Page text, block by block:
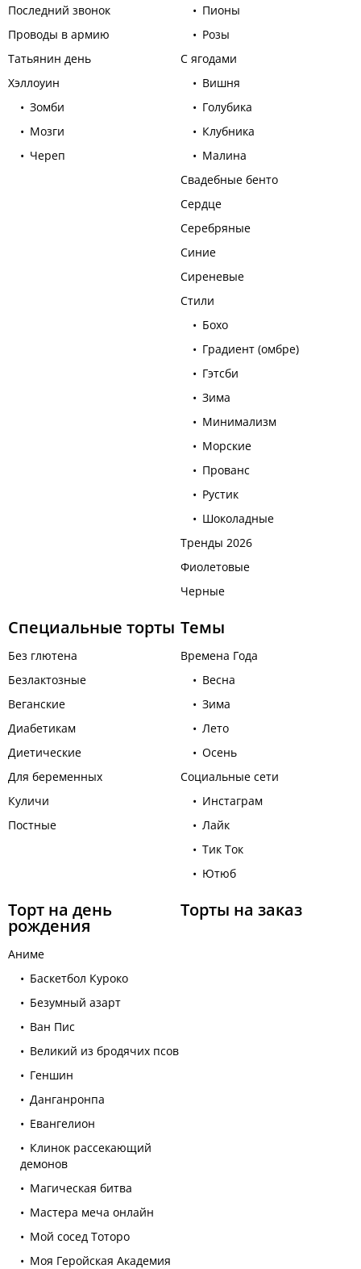
Последний звонок
Проводы в армию
Татьянин день
Хэллоуин
Зомби
Мозги
Череп
Пионы
Розы
С ягодами
Вишня
Голубика
Клубника
Малина
Свадебные бенто
Сердце
Серебряные
Синие
Сиреневые
Стили
Бохо
Градиент (омбре)
Гэтсби
Зима
Минимализм
Морские
Прованс
Рустик
Шоколадные
Тренды 2026
Фиолетовые
Черные
Специальные торты
Без глютена
Безлактозные
Веганские
Диабетикам
Диетические
Для беременных
Куличи
Постные
Темы
Времена Года
Весна
Зима
Лето
Осень
Социальные сети
Инстаграм
Лайк
Тик Ток
Ютюб
Торт на день
рождения
Аниме
Баскетбол Куроко
Безумный азарт
Ван Пис
Великий из бродячих псов
Геншин
Данганронпа
Евангелион
Клинок рассекающий
демонов
Магическая битва
Мастера меча онлайн
Мой сосед Тоторо
Моя Геройская Академия
Торты на заказ